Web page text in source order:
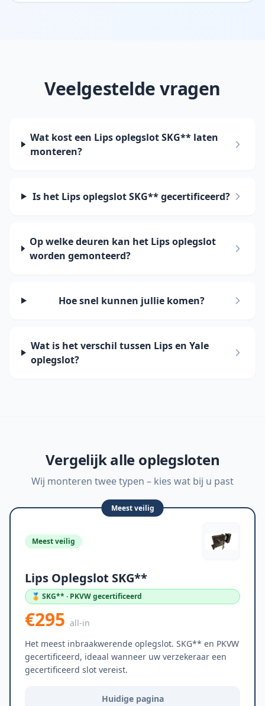
Veelgestelde vragen
Wat kost een Lips oplegslot SKG** laten
monteren?
Is het Lips oplegslot SKG** gecertificeerd?
Op welke deuren kan het Lips oplegslot
worden gemonteerd?
Hoe snel kunnen jullie komen?
Wat is het verschil tussen Lips en Yale
oplegslot?
Vergelijk alle oplegsloten
Wij monteren twee typen – kies wat bij u past
Meest veilig
Meest veilig
Lips Oplegslot SKG**
🏅 SKG** · PKVW gecertificeerd
€295 all-in
Het meest inbraakwerende oplegslot. SKG** en PKVW
gecertificeerd, ideaal wanneer uw verzekeraar een
gecertificeerd slot vereist.
Huidige pagina